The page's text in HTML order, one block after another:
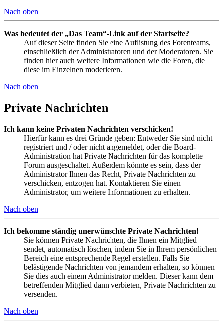
Nach oben
Was bedeutet der „Das Team“-Link auf der Startseite?
Auf dieser Seite finden Sie eine Auflistung des Forenteams,
einschließlich der Administratoren und der Moderatoren. Sie
finden hier auch weitere Informationen wie die Foren, die
diese im Einzelnen moderieren.
Nach oben
Private Nachrichten
Ich kann keine Privaten Nachrichten verschicken!
Hierfür kann es drei Gründe geben: Entweder Sie sind nicht
registriert und / oder nicht angemeldet, oder die Board-
Administration hat Private Nachrichten für das komplette
Forum ausgeschaltet. Außerdem könnte es sein, dass der
Administrator Ihnen das Recht, Private Nachrichten zu
verschicken, entzogen hat. Kontaktieren Sie einen
Administrator, um weitere Informationen zu erhalten.
Nach oben
Ich bekomme ständig unerwünschte Private Nachrichten!
Sie können Private Nachrichten, die Ihnen ein Mitglied
sendet, automatisch löschen, indem Sie in Ihrem persönlichen
Bereich eine entsprechende Regel erstellen. Falls Sie
belästigende Nachrichten von jemandem erhalten, so können
Sie dies auch einem Administrator melden. Dieser kann dem
betreffenden Mitglied dann verbieten, Private Nachrichten zu
versenden.
Nach oben